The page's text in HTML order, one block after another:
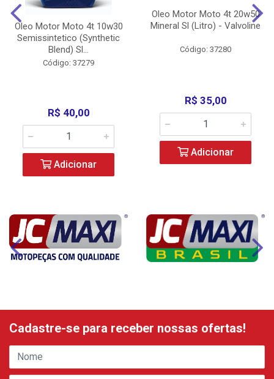
Oleo Motor Moto 4t 10w30
Semissintetico (Synthetic
Blend) Sl...
Código: 37279
R$ 40,00
Adicionar
Oleo Motor Moto 4t 20w50
Mineral Sl (Litro) - Valvoline
Código: 37280
R$ 35,00
Adicionar
Cadastre-se para receber nossas ofertas!